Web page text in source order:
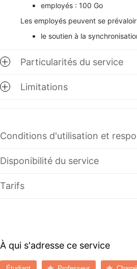
employés : 100 Go
Les employés peuvent se
le soutien à la
Particularités du service
Limitations
Conditions d'utilisation et
Disponibilité du service
Tarifs
À qui s'adresse ce service